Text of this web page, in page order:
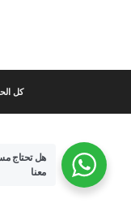
كل
هل تحتاج
معنا